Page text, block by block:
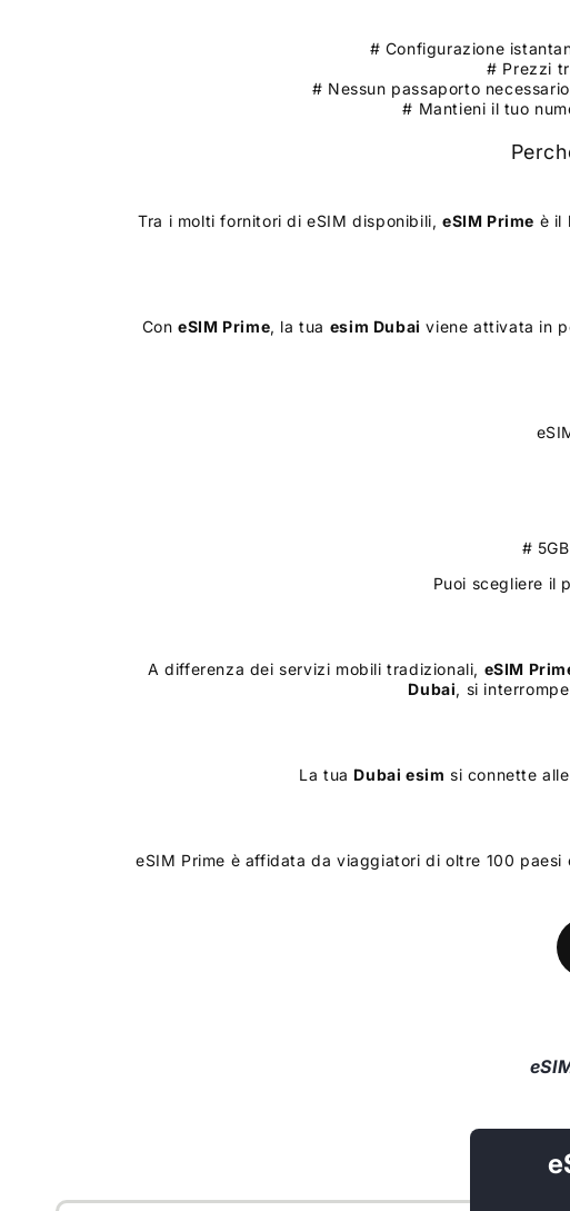
# Configurazione
# Prezzi
# Nessun passaporto
# Mantieni il tuo
Tra i molti fornitori di eSIM disponibili,eSIM Prime è il
ConeSIM Prime, la tua esim Dubai viene attivata in
#
Puoi scegliere il
A differenza dei servizi mobili tradizionali, eSIM
Dubai, si
La tua Dubai esim si connette
eSIM Prime è affidata da viaggiatori di oltre 100